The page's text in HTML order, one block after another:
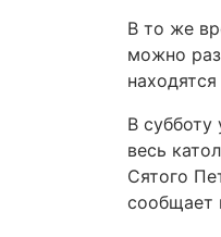
В то же
можно
В
весь
Сятого
сообщает